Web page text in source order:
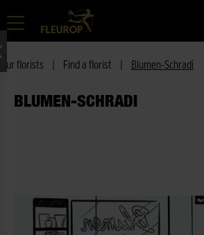
Our florists Find a florist Blumen-Schradi
BLUMEN-SCHRADI